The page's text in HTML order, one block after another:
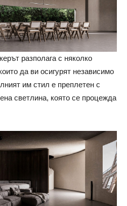
разполага с няколко
да ви осигурят независимо
им стил е преплетен с
светлина, която се процежда